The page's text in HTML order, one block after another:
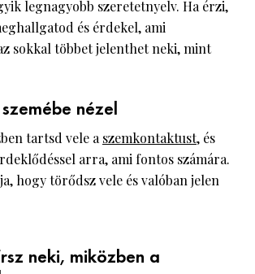
legnagyobb szeretetnyelv. Ha érzi,
és érdekel, ami
sokkal többet jelenthet neki, mint
nézel
tartsd vele aszemkontaktust, és
arra, ami fontos számára.
hogy törődsz vele és valóban jelen
neki, miközben a